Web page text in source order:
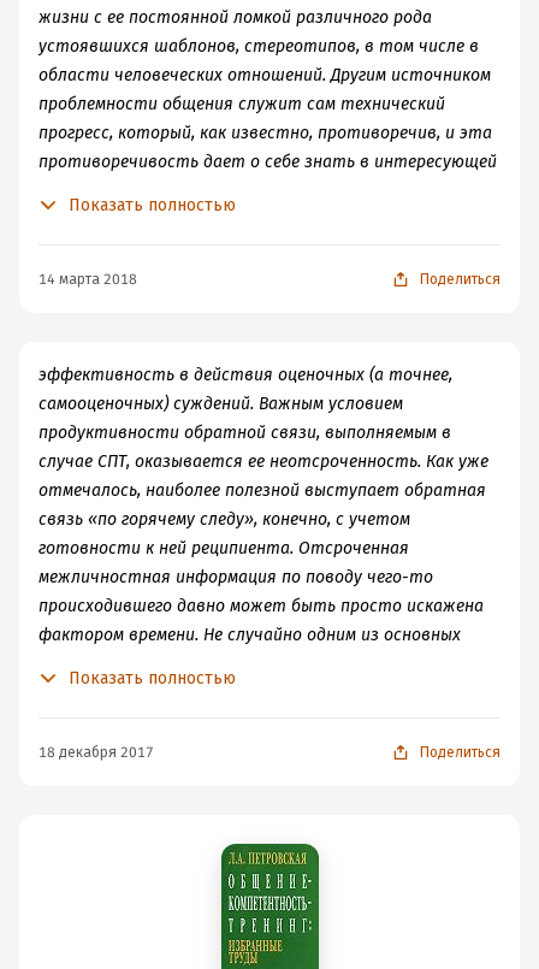
жизни с ее постоянной ломкой различного рода
устоявшихся шаблонов, стереотипов, в том числе в
области человеческих отношений. Другим источником
проблемности общения служит сам технический
прогресс, который, как известно, противоречив, и эта
противоречивость дает о себе знать в интересующей
контакты по телефону), делая общение более
потребность в общении полноценном, глубинном,
воспринимаемом как самостоятельная значительная
ценность, потребность найти подлинный отклик в
другом человеке, стремление, как пишет доктор
психологических наук А.В. Петровский, «быть
наилучшим образом понятым и оцененным
Показать полностью
14 марта 2018 Поделиться
эффективность в действия оценочных (а точнее,
самооценочных) суждений. Важным условием
продуктивности обратной связи, выполняемым в
случае СПТ, оказывается ее неотсроченность. Как уже
отмечалось, наиболее полезной выступает обратная
связь «по горячему следу», конечно, с учетом
готовности к ней реципиента. Отсроченная
межличностная информация по поводу чего-то
происходившего давно может быть просто искажена
фактором времени. Не случайно одним из основных
выступают межличностные отношения участников,
Показать полностью
18 декабря 2017 Поделиться